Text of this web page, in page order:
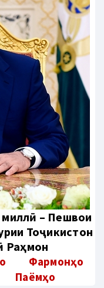
миллӣ – Пешвои
Тоҷикистон
Раҳмон
Фармонҳо
Паёмҳо